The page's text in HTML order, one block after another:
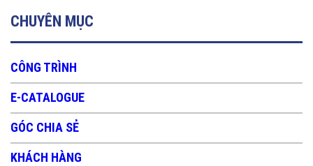
CHUYÊN MỤC
CÔNG TRÌNH
E-CATALOGUE
GÓC CHIA SẺ
KHÁCH HÀNG